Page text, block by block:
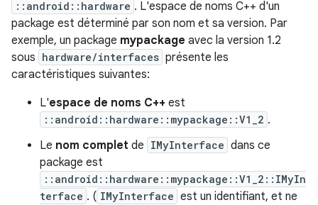
::android::hardware . L'espace de noms C++ d'un
package est déterminé par son nom et sa version. Par
exemple, un package mypackage avec la version 1.2
sous hardware/interfaces présente les
caractéristiques suivantes:
L'espace de noms C++ est
::android::hardware::mypackage::V1_2 .
Le nom complet de IMyInterface dans ce
package est
::android::hardware::mypackage::V1_2::IMyIn
terface . ( IMyInterface est un identifiant, et ne